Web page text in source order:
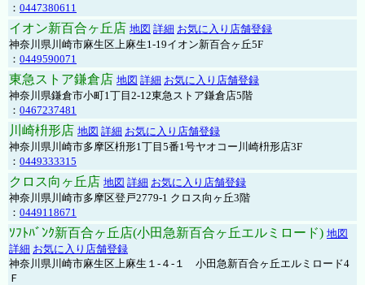
： 0447380611
イオン新百合ヶ丘店 地図 詳細 お気に入り店舗登録
神奈川県川崎市麻生区上麻生1-19イオン新百合ヶ丘5F
： 0449590071
東急ストア鎌倉店 地図 詳細 お気に入り店舗登録
神奈川県鎌倉市小町1丁目2-12東急ストア鎌倉店5階
： 0467237481
川崎枡形店 地図 詳細 お気に入り店舗登録
神奈川県川崎市多摩区枡形1丁目5番1号ヤオコー川崎枡形店3F
： 0449333315
クロス向ヶ丘店 地図 詳細 お気に入り店舗登録
神奈川県川崎市多摩区登戸2779-1 クロス向ヶ丘3階
： 0449118671
ｿﾌﾄﾊﾞﾝｸ新百合ヶ丘店(小田急新百合ヶ丘エルミロード) 地図
詳細 お気に入り店舗登録
神奈川県川崎市麻生区上麻生１-４-１ 小田急新百合ヶ丘エルミロード4
Ｆ